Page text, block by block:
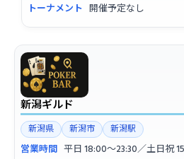
トーナメント 開催予定なし
新潟ギルド
新潟県 新潟市 新潟駅
営業時間 平日 18:00〜23:30／土日祝